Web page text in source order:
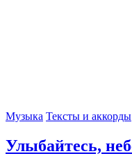
Музыка Тексты и аккорды
Улыбайтесь,